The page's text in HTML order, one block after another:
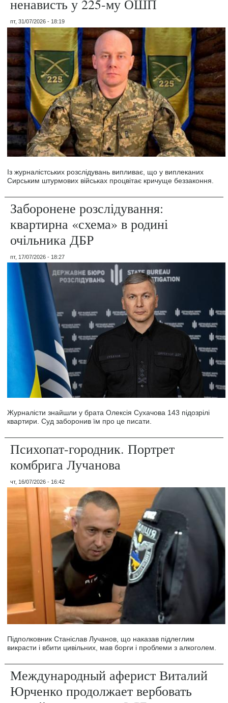
ненависть у 225-му ОШП
пт, 31/07/2026 - 18:19
Із журналістських розслідувань випливає, що у виплеканих
Сирським штурмових військах процвітає кричуще беззаконня.
Заборонене розслідування:
квартирна «схема» в родині
очільника ДБР
пт, 17/07/2026 - 18:27
Журналісти знайшли у брата Олексія Сухачова 143 підозрілі
квартири. Суд заборонив їм про це писати.
Психопат-городник. Портрет
комбрига Лучанова
чт, 16/07/2026 - 16:42
Підполковник Станіслав Лучанов, що наказав підлеглим
викрасти і вбити цивільних, мав борги і проблеми з алкоголем.
Международный аферист Виталий
Юрченко продолжает вербовать